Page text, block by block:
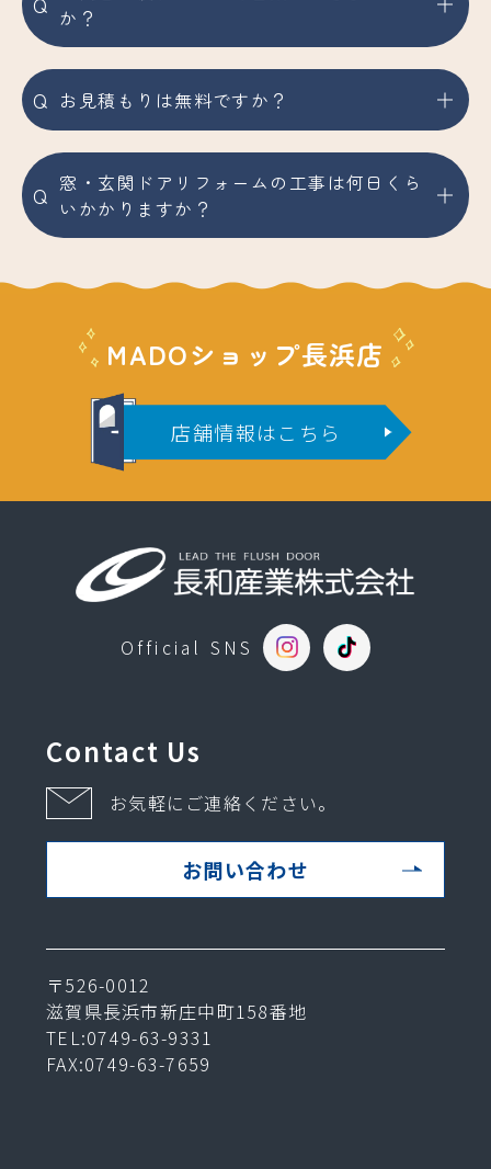
か？
Q お見積もりは無料ですか？
Q 窓・玄関ドアリフォームの工事は何日くら
いかかりますか？
MADOショップ長浜店
店舗情報はこちら
Official SNS
Contact Us
お気軽にご連絡ください。
お問い合わせ
〒526-0012
滋賀県長浜市新庄中町158番地
TEL:0749-63-9331
FAX:0749-63-7659